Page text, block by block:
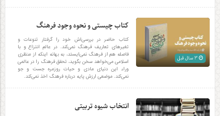
کتاب چیستی و نحوه وجود فرهنگ
کتاب حاضر در بررسی‌اش خود را گرفتار تنوعات و
تغیرهای تعاریف فرهنگ نمی‌کند. در عالم انتزاع و با
فاصله هم از فرهنگ نمی‌ایستد، به بهانه اینکه از منظری
اسلامی می‌خواهد سخن بگوید، تحقق فرهنگ را در عالمی
وراء این دنیای مادی و حیات روزمره جست و جو
نمی‌کند. موضعی ارزش پایه درباره فرهنگ اخذ نمی‎‌کند.
انتخاب شیوه تربیتی